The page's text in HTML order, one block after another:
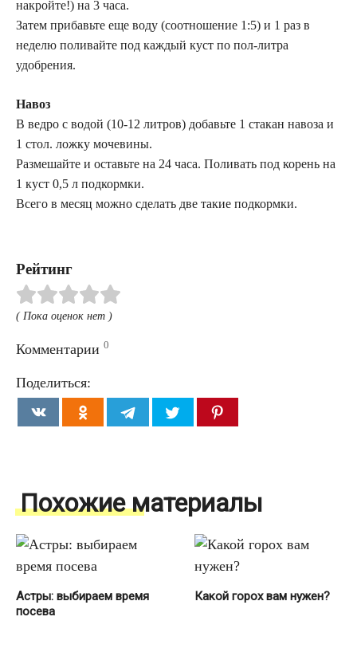
накройте!) на 3 часа.
Затем прибавьте еще воду (соотношение 1:5) и 1 раз в
неделю поливайте под каждый куст по пол-литра
удобрения.
Навоз
В ведро с водой (10-12 литров) добавьте 1 стакан навоза и
1 стол. ложку мочевины.
Размешайте и оставьте на 24 часа. Поливать под корень на
1 куст 0,5 л подкормки.
Всего в месяц можно сделать две такие подкормки.
Рейтинг
( Пока оценок нет )
Комментарии 0
Поделиться:
Похожие материалы
Астры: выбираем время
посева
Какой горох вам нужен?